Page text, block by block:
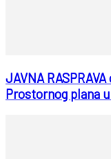
JAVNA
Prostornog plana